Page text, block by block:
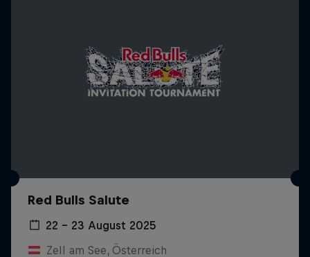
Red Bulls Salute
22 – 23 August 2025
Zell am See, Österreich